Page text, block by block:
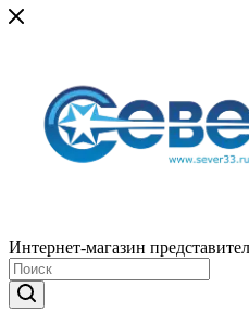
Интернет-магазин